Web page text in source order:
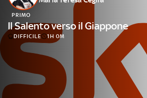
PROGRAMMI SKY
Un mondo di offerte:
SKY.IT
NOW
PRIMO
Il Salento verso il Giappone
DIFFICILE 1H 0M